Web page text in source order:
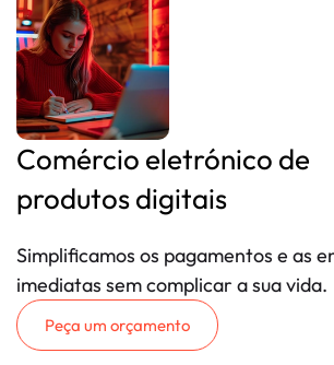
Comércio eletrónico de
produtos digitais
Simplificamos os pagamentos e as
imediatas sem complicar a sua vida.
Peça um orçamento